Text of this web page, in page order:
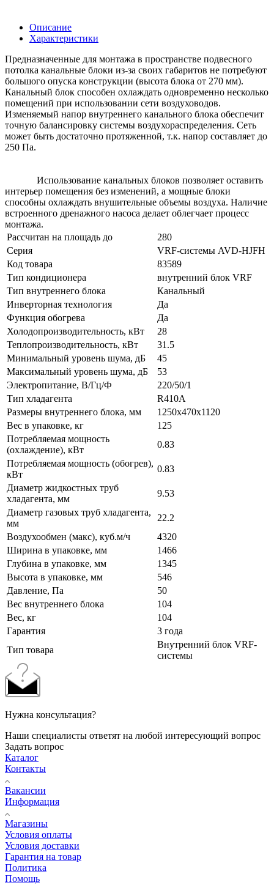
Описание
Характеристики
Предназначенные для монтажа в пространстве подвесного
потолка канальные блоки из-за своих габаритов не потребуют
большого опуска конструкции (высота блока от 270 мм).
Канальный блок способен охлаждать одновременно несколько
помещений при использовании сети воздуховодов.
Изменяемый напор внутреннего канального блока обеспечит
точную балансировку системы воздухораспределения. Сеть
может быть достаточно протяженной, т.к. напор составляет до
250 Па.
Использование канальных блоков позволяет оставить
интерьер помещения без изменений, а мощные блоки
способны охлаждать внушительные объемы воздуха. Наличие
встроенного дренажного насоса делает облегчает процесс
монтажа.
Рассчитан на площадь до
280
Серия
VRF-системы AVD-HJFH
Код товара
83589
Тип кондиционера
внутренний блок VRF
Тип внутреннего блока
Канальный
Инверторная технология
Да
Функция обогрева
Да
Холодопроизводительность, кВт
28
Теплопроизводительность, кВт
31.5
Минимальный уровень шума, дБ
45
Максимальный уровень шума, дБ
53
Электропитание, В/Гц/Ф
220/50/1
Тип хладагента
R410A
Размеры внутреннего блока, мм
1250x470x1120
Вес в упаковке, кг
125
Потребляемая мощность
(охлаждение), кВт
0.83
Потребляемая мощность (обогрев),
кВт
0.83
Диаметр жидкостных труб
хладагента, мм
9.53
Диаметр газовых труб хладагента,
мм
22.2
Воздухообмен (макс), куб.м/ч
4320
Ширина в упаковке, мм
1466
Глубина в упаковке, мм
1345
Высота в упаковке, мм
546
Давление, Па
50
Вес внутреннего блока
104
Вес, кг
104
Гарантия
3 года
Тип товара
Внутренний блок VRF-
системы
Нужна консультация?
Наши специалисты ответят на любой интересующий вопрос
Задать вопрос
Каталог
Контакты
Вакансии
Информация
Магазины
Условия оплаты
Условия доставки
Гарантия на товар
Политика
Помощь